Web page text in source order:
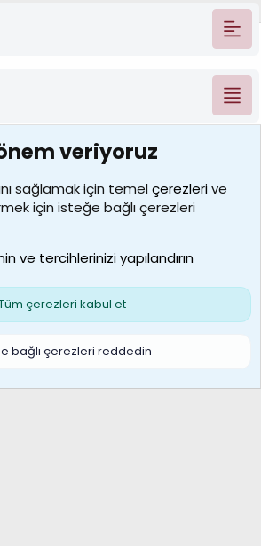
S
veriyoruz
sağlamak için temelçerezlerive
için isteğe bağlı çerezleri
ve tercihlerinizi yapılandırın
çerezleri kabul et
bağlı çerezleri reddedin